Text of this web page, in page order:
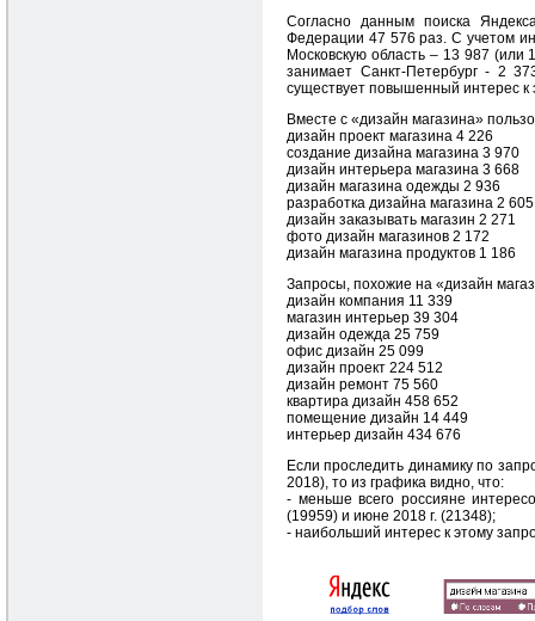
Cогласно данным поиска
Федерации 47 576 раз. С учетом
Московскую область – 13 987 (или
занимает Санкт-Петербург - 2
существует повышенный интерес
Вместе с «дизайн магазина»
дизайн проект магазина 4 226
создание дизайна магазина 3 970
дизайн интерьера магазина 3 668
дизайн магазина одежды 2 936
разработка дизайна магазина 2 605
дизайн заказывать магазин 2 271
фото дизайн магазинов 2 172
дизайн магазина продуктов 1 186
Запросы, похожие на «дизайн
дизайн компания 11 339
магазин интерьер 39 304
дизайн одежда 25 759
офис дизайн 25 099
дизайн проект 224 512
дизайн ремонт 75 560
квартира дизайн 458 652
помещение дизайн 14 449
интерьер дизайн 434 676
Если проследить динамику по
2018), то из графика видно, что:
- меньше всего россияне
(19959) и июне 2018 г. (21348);
- наибольший интерес к этому